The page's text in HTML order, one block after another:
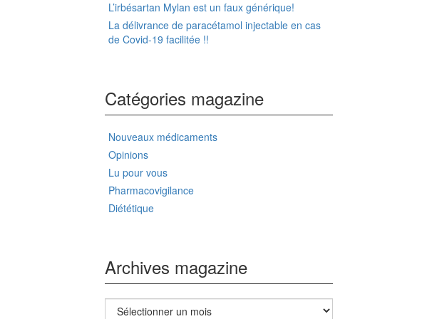
L’irbésartan Mylan est un faux générique!
La délivrance de paracétamol injectable en cas
de Covid-19 facilitée !!
Catégories magazine
Nouveaux médicaments
Opinions
Lu pour vous
Pharmacovigilance
Diététique
Archives magazine
Archives